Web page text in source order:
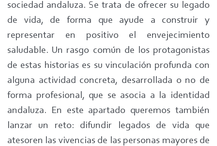
sociedad andaluza. Se trata de ofrecer su legado
de vida, de forma que ayude a construir y
representar en positivo el envejecimiento
saludable. Un rasgo común de los protagonistas
de estas historias es su vinculación profunda con
alguna actividad concreta, desarrollada o no de
forma profesional, que se asocia a la identidad
andaluza. En este apartado queremos también
lanzar un reto: difundir legados de vida que
atesoren las vivencias de las personas mayores de